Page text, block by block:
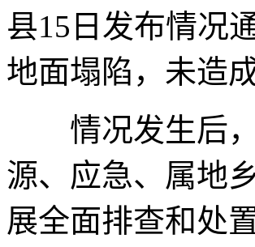
县15日发布情况
地面塌陷，未造
情况发生后，
源、应急、属地
展全面排查和处